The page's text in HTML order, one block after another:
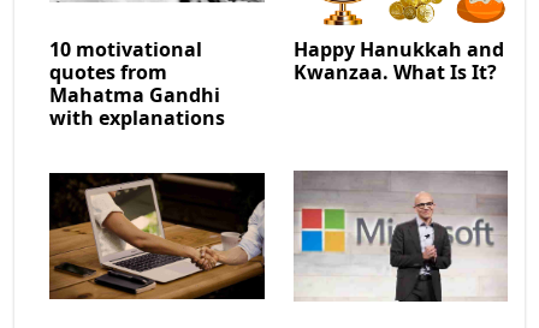
10 motivational
quotes from
Mahatma Gandhi
with explanations
Happy Hanukkah and
Kwanzaa. What Is It?